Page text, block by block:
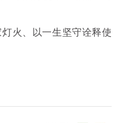
火、以一生坚守诠释使